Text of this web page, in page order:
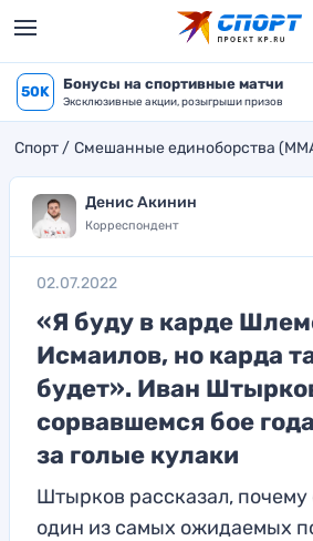
50K Бонусы на спортивные матчи
Эксклюзивные акции, розыгрыши призов
Спорт Смешанные единоборства
Денис Акинин
Корреспондент
02.07.2022
«Я буду в карде
Исмаилов, но карда
будет». Иван
сорвавшемся бое
за голые кулаки
Штырков рассказал, почему
один из самых ожидаемых